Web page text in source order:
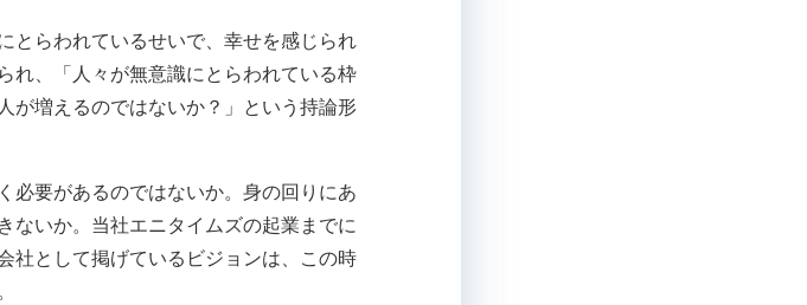
とらわれているせいで、幸せを感じられ
れ、「人々が無意識にとらわれている枠
が増えるのではないか？」という持論形
必要があるのではないか。身の回りにあ
ないか。当社エニタイムズの起業までに
社として掲げているビジョンは、この時